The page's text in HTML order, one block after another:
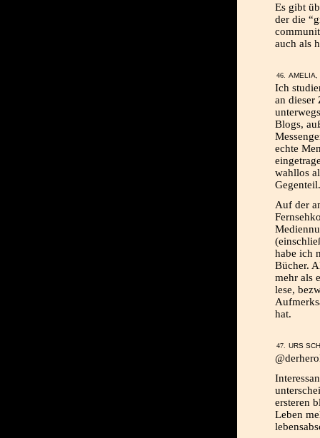
Es gibt
der die
auch als
Ich
an dieser
Blogs,
echte
wahllos
Gegenteil.
Auf der
habe ich
Bücher.
mehr als
lese,
hat.
URS
ersteren
Leben